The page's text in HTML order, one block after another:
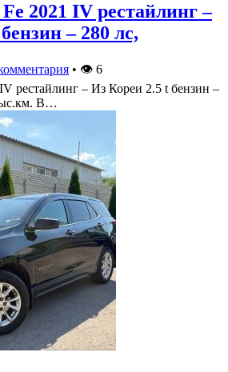
2021 IV рестайлинг –
– 280 лс,
• 👁 6
рестайлинг – Из Кореи 2.5 t бензин –
В…